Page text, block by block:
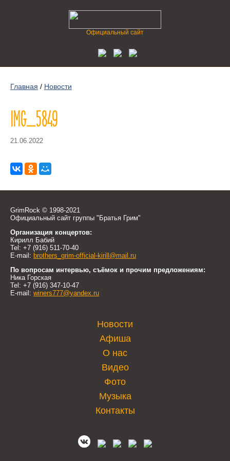
Официальный сайт
Главная / Новости
IMG_5849
21.06.2022
GrimRock © 1998-2021
Официальный сайт группы "Братья Грим"
Организация концертов:
Кирилл Бабий
Tel: +7 (916) 511-70-40
E-mail: brothers_grim-official-kirill@mail.ru
По вопросам интервью, съёмок и прочим предложениям:
Ника Горская
Tel: +7 (916) 347-10-47
E-mail: winers777@yandex.ru
Новости
Афиша
О нас
Видео
Фото
Музыка
Контакты